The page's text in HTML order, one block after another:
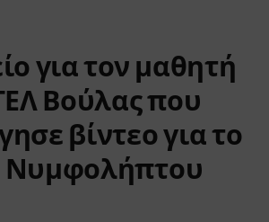
για τον μαθητή
Βούλας που
βίντεο για το
Νυμφολήπτου